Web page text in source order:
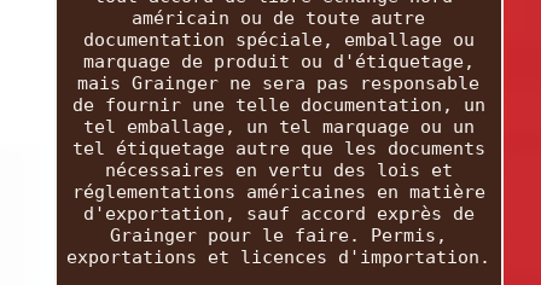
américain ou de toute autre
documentation spéciale, emballage ou
marquage de produit ou d'étiquetage,
mais Grainger ne sera pas responsable
de fournir une telle documentation, un
tel emballage, un tel marquage ou un
tel étiquetage autre que les documents
nécessaires en vertu des lois et
réglementations américaines en matière
d'exportation, sauf accord exprès de
Grainger pour le faire. Permis,
exportations et licences d'importation.